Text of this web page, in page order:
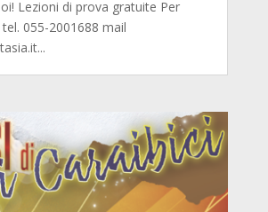
Lezioni di prova gratuite Per
055-2001688 mail